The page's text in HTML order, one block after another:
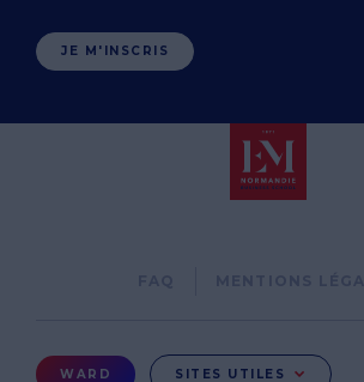
JE M'INSCRIS
Menu
WARD SITES UTILES